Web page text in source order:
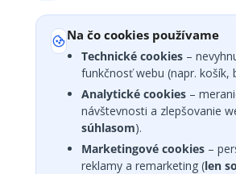
Na čo cookies používame
Technické cookies –
funkčnosť webu (napr. košík,
Analytické cookies –
návštevnosti a zlepšovanie
súhlasom).
Marketingové cookies –
reklamy a remarketing (len